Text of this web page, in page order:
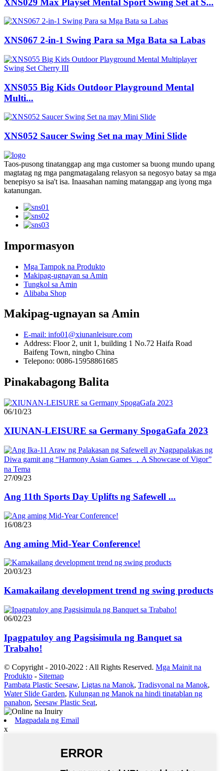
XNS067 2-in-1 Swing Para sa Mga Bata sa Labas
XNS055 Big Kids Outdoor Playground Mental
Multi...
XNS052 Saucer Swing Set na may Mini Slide
Taos-pusong tinatanggap ang mga customer sa buong mundo upang
magtatag ng mga pangmatagalang relasyon sa negosyo batay sa mga
benepisyo sa isa't isa. Inaasahan naming matanggap ang iyong mga
katanungan.
Impormasyon
Mga Tampok na Produkto
Makipag-ugnayan sa Amin
Tungkol sa Amin
Alibaba Shop
Makipag-ugnayan sa Amin
E-mail: info01@xiunanleisure.com
Address: Floor 2, unit 1, building 1 No.72 Haifa Road
Baifeng Town, ningbo China
Telepono: 0086-15958861685
Pinakabagong Balita
06/10/23
XIUNAN-LEISURE sa Germany SpogaGafa 2023
27/09/23
Ang 11th Sports Day Uplifts ng Safewell ...
16/08/23
Ang aming Mid-Year Conference!
20/03/23
Kamakailang development trend ng swing products
06/02/23
Ipagpatuloy ang Pagsisimula ng Banquet sa
Trabaho!
© Copyright - 2010-2022 : All Rights Reserved. Mga Mainit na
Produkto - Sitemap
Pambata Plastic Seesaw, Ligtas na Manok, Tradisyonal na Manok,
Water Slide Garden, Kulungan ng Manok na hindi tinatablan ng
panahon, Seesaw Plastic Seat,
Magpadala ng Email
x